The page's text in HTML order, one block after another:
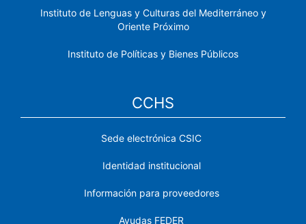
Instituto de Lenguas y Culturas del Mediterráneo y
Oriente Próximo
Instituto de Políticas y Bienes Públicos
CCHS
Sede electrónica CSIC
Identidad institucional
Información para proveedores
Ayudas FEDER